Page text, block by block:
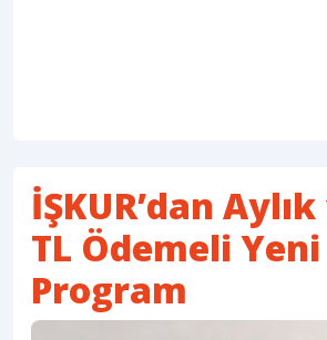
İŞKUR’dan
TL Ödemeli Yeni
Program